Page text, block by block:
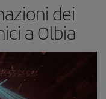
dei
a Olbia